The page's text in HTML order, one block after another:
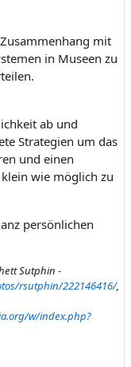
mit
in Museen zu
ab und
Strategien um das
und einen
wie möglich zu
persönlichen
Sutphin -
rsutphin/222146416/,
w/index.php?